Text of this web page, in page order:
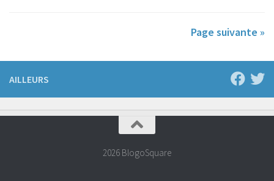
Page suivante »
AILLEURS
2026 BlogoSquare